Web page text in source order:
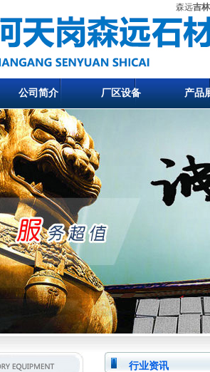
森远吉
公司简介 厂区设备 产品
行业资讯